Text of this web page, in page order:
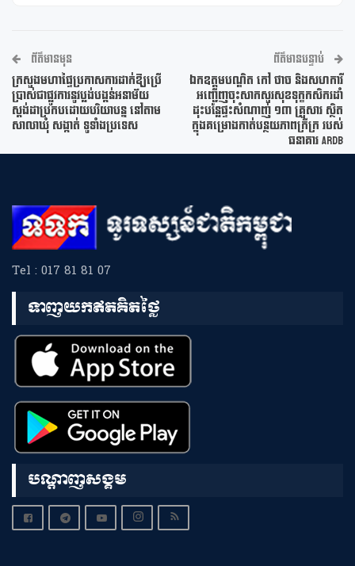
ព័ត៌មានមុន
ក្រសួងមហាផ្ទៃប្រកាសការដាក់ឱ្យប្រើ
ប្រាស់ជាផ្លូវការនូវប្លង់បង្គន់អនាម័យ
ស្តង់ដាប្រកបដោយបរិយាបន្ន នៅតាម
សាលាឃុំ សង្កាត់ ទូទាំងប្រទេស
ព័ត៌មានបន្ទាប់
ឯកឧត្តមបណ្ឌិត កៅ ថាច និងសហការី
អញ្ជើញចុះសាកសួរសុខទុក្ខកសិករដាំ
ដុះបន្លែផ្ទះសំណាញ់ ១៣ គ្រួសារ ស្ថិត
ក្នុងគម្រោងកាត់បន្ថយភាពក្រីក្រ របស់
ធនាគារ ARDB
Tel : 017 81 81 07
ទាញយកឥតគិតថ្លៃ
បណ្តាញសង្គម